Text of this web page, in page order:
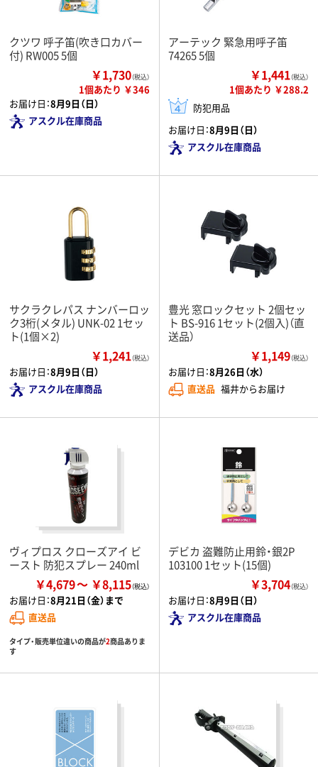
クツワ 呼子笛(吹き口カバー
付) RW005 5個
￥1,730（税込）
1個あたり ￥346
お届け日：8月9日（日）
アスクル在庫商品
アーテック 緊急用呼子笛
74265 5個
￥1,441（税込）
1個あたり ￥288.2
防犯用品
お届け日：8月9日（日）
アスクル在庫商品
サクラクレパス ナンバーロッ
ク3桁(メタル) UNK-02 1セッ
ト(1個×2)
￥1,241（税込）
お届け日：8月9日（日）
アスクル在庫商品
豊光 窓ロックセット 2個セッ
ト BS-916 1セット(2個入)（直
送品）
￥1,149（税込）
お届け日：8月26日（水）
直送品 福井からお届け
ヴィプロス クローズアイ ビ
ースト 防犯スプレー 240ml
￥4,679 ￥8,115
お届け日：8月21日（金）まで
直送品
タイプ・販売単位違いの商品が2商品ありま
す
デビカ 盗難防止用鈴・銀2P
103100 1セット(15個)
￥3,704（税込）
お届け日：8月9日（日）
アスクル在庫商品